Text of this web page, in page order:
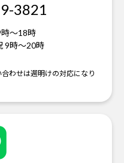
3821
～18時
9時～20時
わせは週明けの対応になり